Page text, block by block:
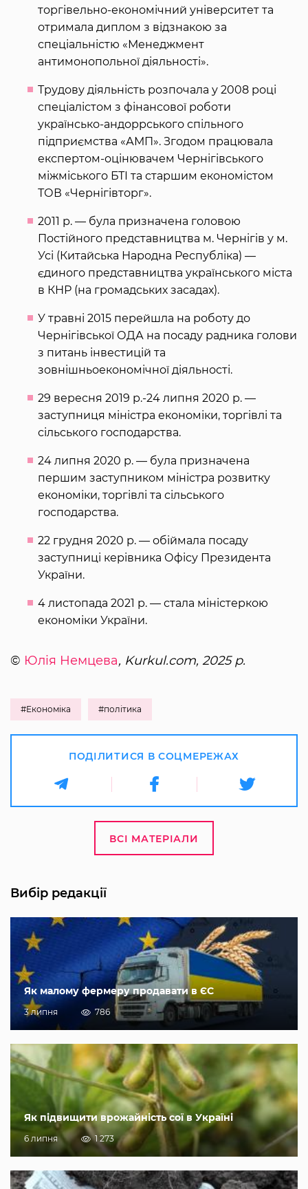
торгівельно-економічний університет та
отримала диплом з відзнакою за
спеціальністю «Менеджмент
антимонопольної діяльності».
Трудову діяльність розпочала у 2008 році
спеціалістом з фінансової роботи
українсько-андоррського спільного
підприємства «АМП». Згодом працювала
експертом-оцінювачем Чернігівського
міжміського БТІ та старшим економістом
ТОВ «Чернігівторг».
2011 р. — була призначена головою
Постійного представництва м. Чернігів у м.
Усі (Китайська Народна Республіка) —
єдиного представництва українського міста
в КНР (на громадських засадах).
У травні 2015 перейшла на роботу до
Чернігівської ОДА на посаду радника голови
з питань інвестицій та
зовнішньоекономічної діяльності.
29 вересня 2019 р.-24 липня 2020 р. —
заступниця міністра економіки, торгівлі та
сільського господарства.
24 липня 2020 р. — була призначена
першим заступником міністра розвитку
економіки, торгівлі та сільського
господарства.
22 грудня 2020 р. — обіймала посаду
заступниці керівника Офісу Президента
України.
4 листопада 2021 р. — стала міністеркою
економіки України.
© Юлія Немцева, Kurkul.com, 2025 р.
#Економіка #політика
ПОДІЛИТИСЯ В СОЦМЕРЕЖАХ
ВСІ МАТЕРІАЛИ
Вибір редакції
Як малому фермеру продавати в ЄС
3 липня 786
Як підвищити врожайність сої в Україні
6 липня 1 273